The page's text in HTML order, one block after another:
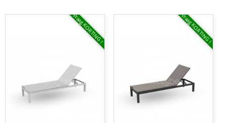
Vraag KORTING ! Vraag KORTING !